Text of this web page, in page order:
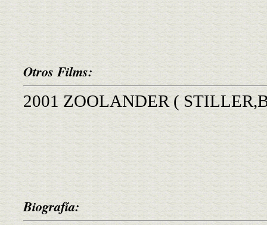
Otros Films:
2001 ZOOLANDER (
Biografía: